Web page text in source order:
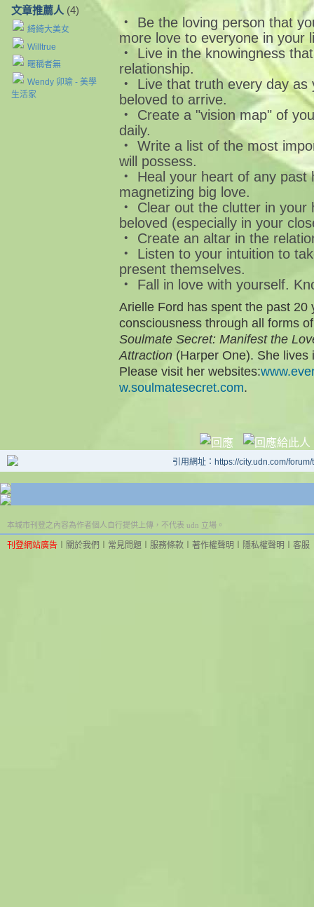
文章推薦人 (4)
綺綺大美女
Willtrue
暱稱者無
Wendy 卯瑜 - 美學
生活家
‧ Be the loving person that
more love to everyone in your
‧ Live in the knowingness
relationship.
‧ Live that truth every day as
beloved to arrive.
‧ Create a "vision map" of
daily.
‧ Write a list of the most
will possess.
‧ Heal your heart of any past
magnetizing big love.
‧ Clear out the clutter in your
beloved (especially in your
‧ Create an altar in the
‧ Listen to your intuition to
present themselves.
‧ Fall in love with yourself.
Arielle Ford has spent the past 20
consciousness through all forms
Soulmate Secret: Manifest the
Attraction (Harper One). She lives
Please visit her websites:
w.soulmatesecret.com.
引用網址：https://city.udn.com/
本城市刊登之內容為作者個人自行提供上傳，不代表 udn 立場。
刊登網站廣告 關於我們 常見問題 服務條款 著作權聲明 隱私權聲明 客服